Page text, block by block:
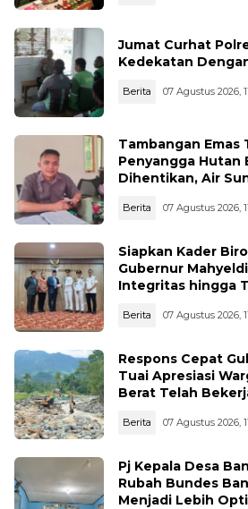
Jumat Curhat
Kedekatan
Berita 07 Agustus 2026,
Tambangan Emas
Penyangga Hutan
Dihentikan, Air
Berita 07 Agustus 2026,
Siapkan Kader
Gubernur
Integritas hingga
Berita 07 Agustus 2026,
Respons Cepat
Tuai Apresiasi
Berat Telah
Berita 07 Agustus 2026,
Pj Kepala Desa
Rubah Bundes
Menjadi Lebih